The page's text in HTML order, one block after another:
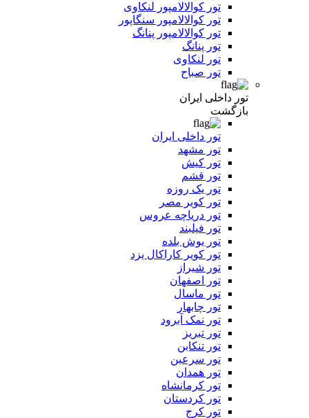
تور کوالالامپور لنکاوی
تور کوالالامپور سنگاپور
تور کوالالامپور پنانگ
تور پنانگ
تور لنکاوی
تور صباح
تور داخلی ایران
بازگشت
تور داخلی ایران
تور مشهد
تور کیش
تور قشم
تور یک روزه
تور کویر مصر
تور دریاچه عروس
تور فیلبند
تور یوش بلده
تور کویر کاراکال یزد
تور شیراز
تور اصفهان
تور ماسال
تور چابهار
تور نمک آبرود
تور تبریز
تور تنکابن
تور سرعین
تور همدان
تور کرمانشاه
تور کردستان
تور کرج